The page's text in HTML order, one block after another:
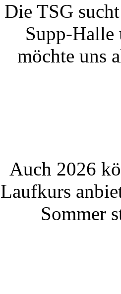
Die TSG
Supp-Halle
möchte uns
Auch 2026
Laufkurs
Sommer